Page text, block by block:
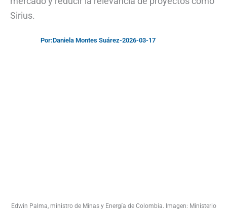
Sirius.
Por:Daniela Montes Suárez-2026-03-17
Edwin Palma, ministro de Minas y Energía de Colombia. Imagen: Ministerio